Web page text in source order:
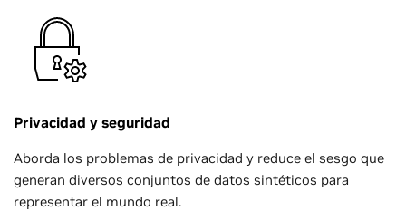
Privacidad y seguridad
Aborda los problemas de privacidad y reduce el sesgo que
generan diversos conjuntos de datos sintéticos para
representar el mundo real.